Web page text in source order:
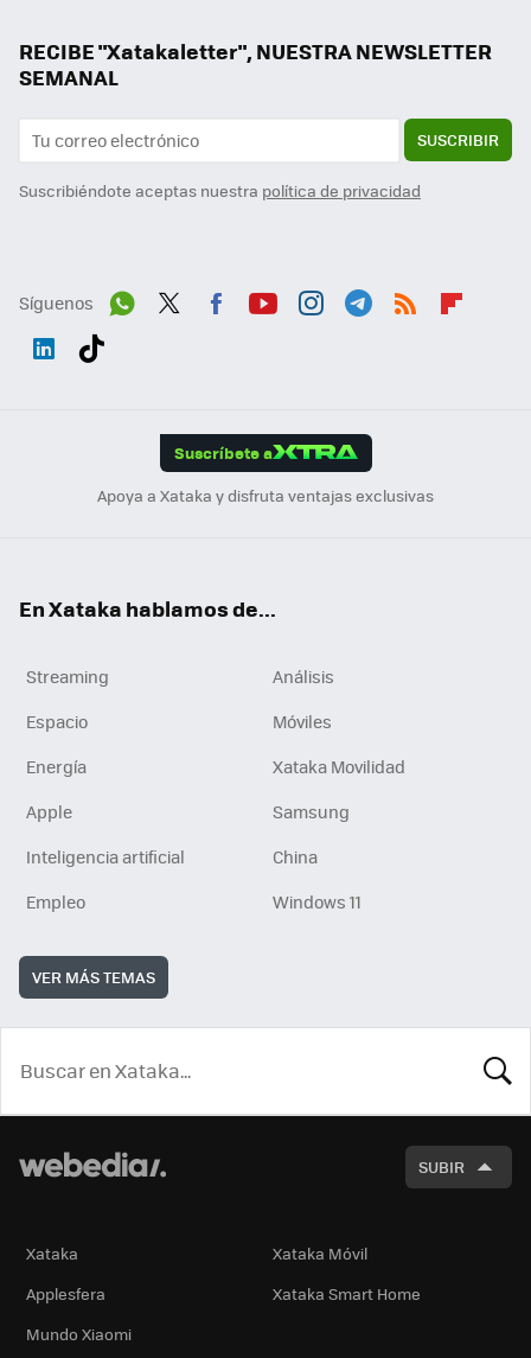
RECIBE "Xatakaletter", NUESTRA NEWSLETTER
SEMANAL
SUSCRIBIR
Suscribiéndote aceptas nuestra política de privacidad
Síguenos
Suscríbete a
Apoya a Xataka y disfruta ventajas exclusivas
En Xataka hablamos de...
Streaming
Análisis
Espacio
Móviles
Energía
Xataka Movilidad
Apple
Samsung
Inteligencia artificial
China
Empleo
Windows 11
VER MÁS TEMAS
SUBIR
Xataka
Xataka Móvil
Applesfera
Xataka Smart Home
Mundo Xiaomi